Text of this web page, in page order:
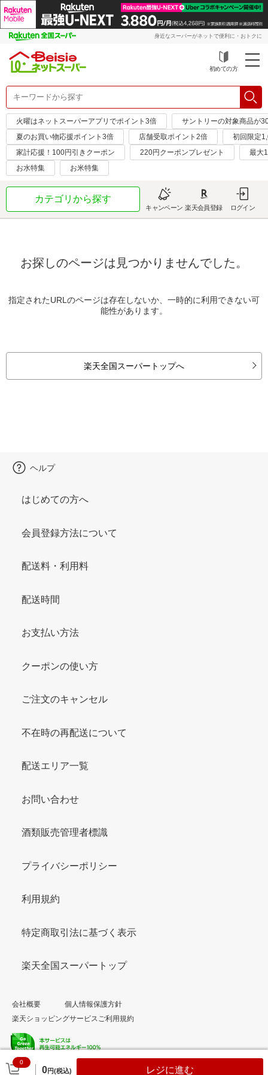
身近なスーパーがネットで便利に・おトクに
初めての方
火曜はネットスーパーアプリでポイント3倍
サントリーの対象商品が
夏のお買い物応援ポイント3倍
店舗受取ポイント2倍
初回限定
家計応援！100円引きクーポン
220円クーポンプレゼント
最大
お水特集
お米特集
カテゴリから探す
キャンペーン 楽天会員登録 ログイン
お探しのページは見つかりませんでした。
指定されたURLのページは存在しないか、一時的に利用できない可
能性があります。
楽天全国スーパートップへ
0
0円(税込) レジに進む
ヘルプ
はじめての方へ
会員登録方法について
配送料・利用料
配送時間
お支払い方法
クーポンの使い方
ご注文のキャンセル
不在時の再配送について
配送エリア一覧
お問い合わせ
酒類販売管理者標識
プライバシーポリシー
利用規約
特定商取引法に基づく表示
楽天全国スーパートップ
会社概要
個人情報保護方針
楽天ショッピングサービスご利用規約
© Rakuten Group, Inc.